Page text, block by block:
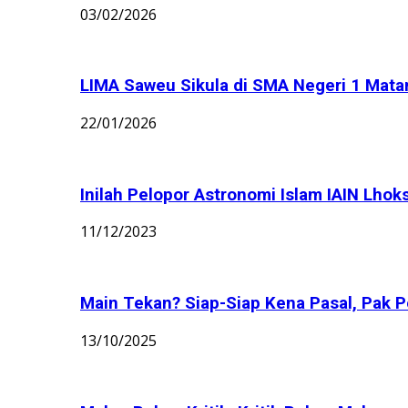
03/02/2026
LIMA Saweu Sikula di SMA Negeri 1
22/01/2026
Inilah Pelopor Astronomi Islam IAIN
11/12/2023
Main Tekan? Siap-Siap Kena Pasal, Pak
13/10/2025